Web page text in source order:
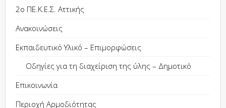
2ο ΠΕ.Κ.Ε.Σ. Αττικής
Ανακοινώσεις
Εκπαιδευτικό Υλικό – Επιμορφώσεις
Οδηγίες για τη διαχείριση της ύλης – Δημοτικό
Επικοινωνία
Περιοχή Αρμοδιότητας